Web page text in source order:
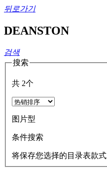
뒤로가기
DEANSTON
검색
搜索
共 2个
图片型
条件搜索
将保存您选择的目录表款式